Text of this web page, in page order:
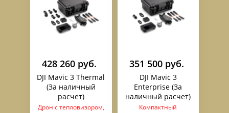
428 260 руб.
DJI Mavic 3 Thermal
(За наличный
расчет)
Дрон с тепловизором,
351 500 руб.
DJI Mavic 3
Enterprise (За
наличный расчет)
Компактный